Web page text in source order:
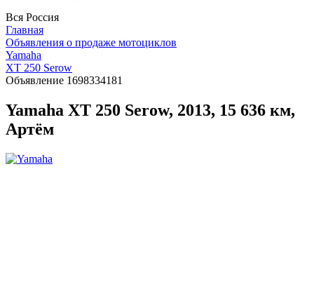
Вся Россия
Главная
Объявления о продаже мотоциклов
Yamaha
XT 250 Serow
Объявление 1698334181
Yamaha XT 250 Serow, 2013, 15 636 км,
Артём